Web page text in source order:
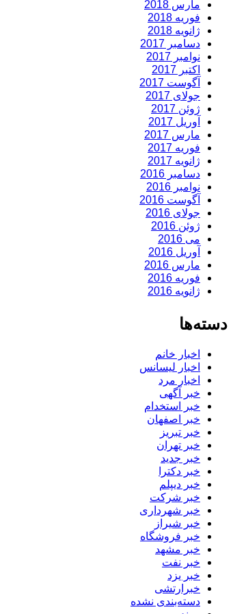
مارس 2018
فوریه 2018
ژانویه 2018
دسامبر 2017
نوامبر 2017
اکتبر 2017
آگوست 2017
جولای 2017
ژوئن 2017
آوریل 2017
مارس 2017
فوریه 2017
ژانویه 2017
دسامبر 2016
نوامبر 2016
آگوست 2016
جولای 2016
ژوئن 2016
می 2016
آوریل 2016
مارس 2016
فوریه 2016
ژانویه 2016
دسته‌ها
اخبار خانم
اخبار لیسانس
اخبار مرد
خبر آگهی
خبر استخدام
خبر اصفهان
خبر تبریز
خبر تهران
خبر جدید
خبر دکترا
خبر دیپلم
خبر شرکت
خبر شهرداری
خبر شیراز
خبر فروشگاه
خبر مشهد
خبر نفت
خبر یزد
خبرارتشی
دسته‌بندی نشده